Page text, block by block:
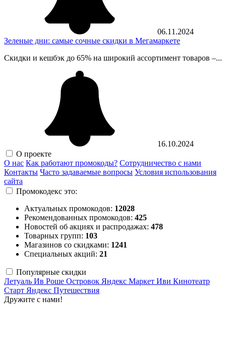
06.11.2024
Зеленые дни: самые сочные скидки в Мегамаркете
Скидки и кешбэк до 65% на широкий ассортимент товаров –...
16.10.2024
О проекте
О нас Как работают промокоды? Сотрудничество с нами
Контакты Часто задаваемые вопросы Условия использования
сайта
Промокодекс это:
Актуальных промокодов: 12028
Рекомендованных промокодов: 425
Новостей об акциях и распродажах: 478
Товарных групп: 103
Магазинов со скидками: 1241
Специальных акций: 21
Популярные скидки
Летуаль Ив Роше Островок Яндекс Маркет Иви Кинотеатр
Старт Яндекс Путешествия
Дружите с нами!